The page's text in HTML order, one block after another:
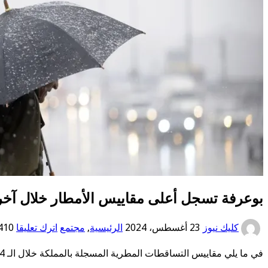
بوعرفة تسجل أعلى مقاييس الأمطار خلال آخر 24
كليك نيوز 23 أغسطس، 2024 الرئيسية, مجتمع اترك تعليقا 410
في ما يلي مقاييس التساقطات المطرية المسجلة بالمملكة خلال الـ 24 ساعة الماضية، حسب المديرية العامة للأرصاد الجوية: